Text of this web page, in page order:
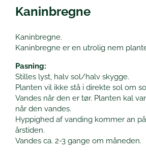
Kaninbregne
Kaninbregne.
Kaninbregne er en utrolig nem
Pasning:
Stilles lyst, halv sol/halv skygge.
Planten vil ikke stå i direkte sol om
Vandes når den er tør. Planten kal
når den vandes.
Hyppighed af vanding kommer an
årstiden.
Vandes ca. 2-3 gange om måneden.